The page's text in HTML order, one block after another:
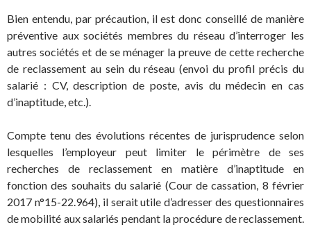
Bien entendu, par précaution, il est donc conseillé de manière
préventive aux sociétés membres du réseau d’interroger les
autres sociétés et de se ménager la preuve de cette recherche
de reclassement au sein du réseau (envoi du profil précis du
salarié : CV, description de poste, avis du médecin en cas
d’inaptitude, etc.).
Compte tenu des évolutions récentes de jurisprudence selon
lesquelles l’employeur peut limiter le périmètre de ses
recherches de reclassement en matière d’inaptitude en
fonction des souhaits du salarié (Cour de cassation, 8 février
2017 n°15-22.964), il serait utile d’adresser des questionnaires
de mobilité aux salariés pendant la procédure de reclassement.